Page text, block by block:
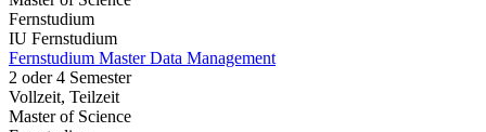
Fernstudium
IU Fernstudium
Fernstudium Master Data Management
2 oder 4 Semester
Vollzeit, Teilzeit
Master of Science